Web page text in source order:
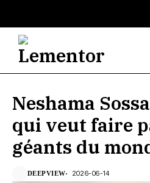
Neshama
qui veut faire
géants du
DEEPVIEW 2026-06-14